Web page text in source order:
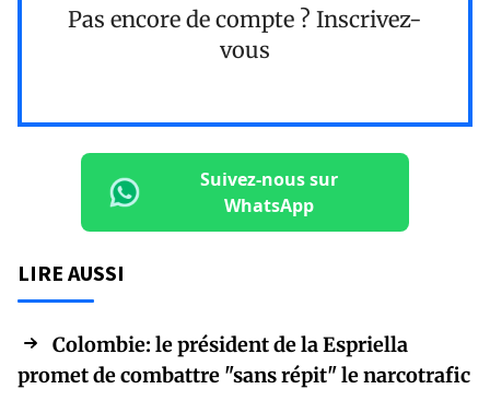
Pas encore de compte ? Inscrivez-
vous
Suivez-nous sur
WhatsApp
LIRE AUSSI
Colombie: le président de la Espriella
promet de combattre "sans répit" le narcotrafic